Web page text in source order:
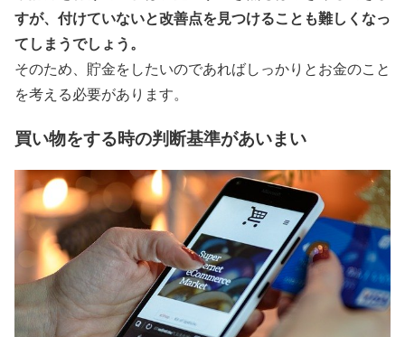
すが、付けていないと改善点を見つけることも難しくなっ
てしまうでしょう。
そのため、貯金をしたいのであればしっかりとお金のこと
を考える必要があります。
買い物をする時の判断基準があいまい